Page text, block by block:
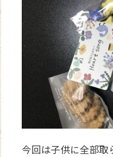
今回は子供に全部取